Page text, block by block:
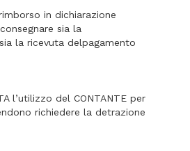
in dichiarazione
sia la
la ricevuta delpagamento
l’utilizzo del CONTANTE per
richiedere la detrazione